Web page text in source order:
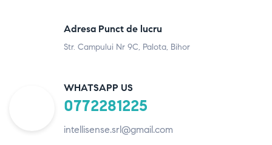
Adresa Punct de lucru
Str. Campului Nr 9C, Palota, Bihor
WHATSAPP US
0772281225
intellisense.srl@gmail.com